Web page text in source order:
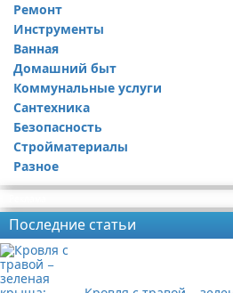
Дизайн квартиры
Посуда
Ремонт
Ремонт дачи
Ремонт квартиры
Инструменты
Ванная
Домашний быт
Коммунальные услуги
Сантехника
Безопасность
Стройматериалы
Разное
Последние статьи